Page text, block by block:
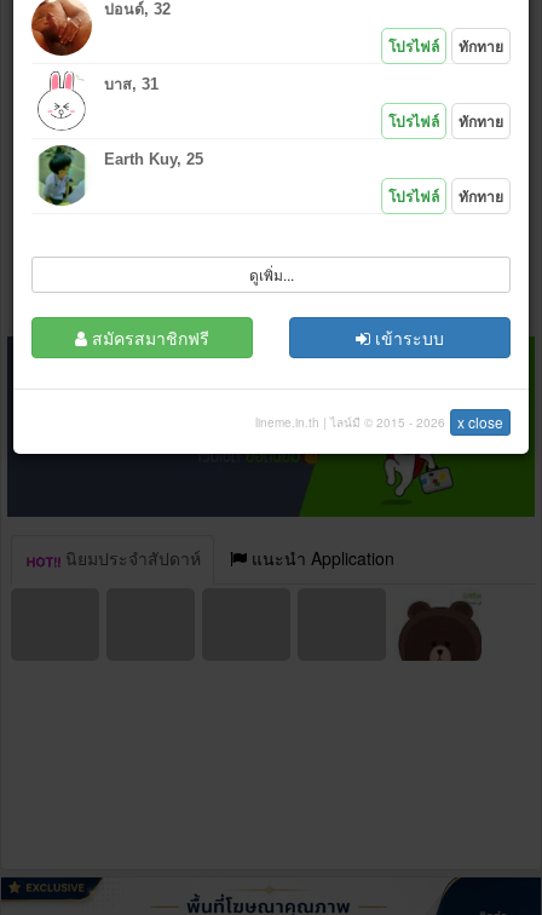
*.jpg , (.gif .bmp .png กว้างไม่เกิน 500 px)
ชอบ
ฉันไม่ใช่โปรแกรมอัตโนมัติ
นิยมประจำสัปดาห์ แนะนำ Application
ปอนด์, 32
โปรไฟล์ ทักทาย
บาส, 31
โปรไฟล์ ทักทาย
Earth Kuy, 25
โปรไฟล์ ทักทาย
ดูเพิ่ม...
สมัครสมาชิกฟรี เข้าระบบ
lineme.in.th | ไลน์มี © 2015 - 2026 x close